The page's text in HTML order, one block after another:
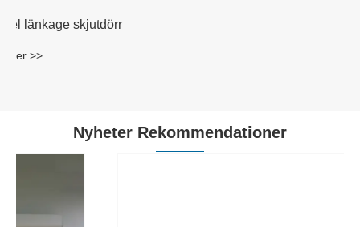
Standard automatisk skjutdörr
Nyheter Rekommendationer